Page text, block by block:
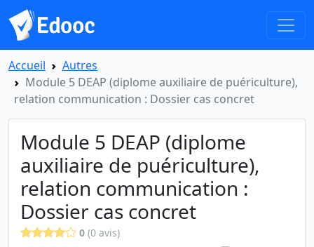
Accueil
Autres
Module 5 DEAP (diplome auxiliaire de puériculture),
relation communication : Dossier cas concret
Module 5 DEAP (diplome
auxiliaire de puériculture),
relation communication :
Dossier cas concret
0 (0 avis)